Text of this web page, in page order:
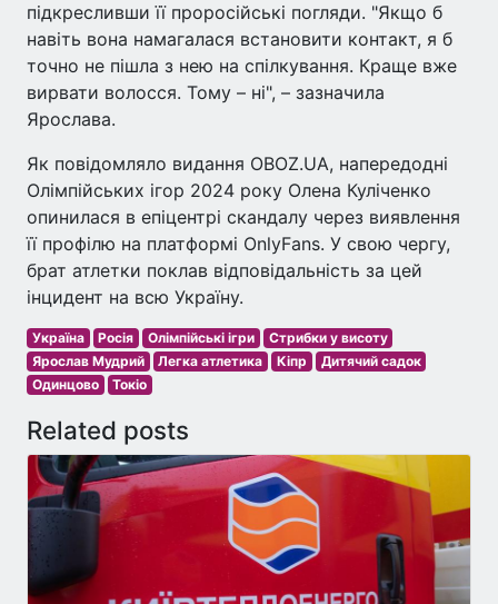
підкресливши її проросійські погляди. "Якщо б
навіть вона намагалася встановити контакт, я б
точно не пішла з нею на спілкування. Краще вже
вирвати волосся. Тому – ні", – зазначила
Ярослава.
Як повідомляло видання OBOZ.UA, напередодні
Олімпійських ігор 2024 року Олена Куліченко
опинилася в епіцентрі скандалу через виявлення
її профілю на платформі OnlyFans. У свою чергу,
брат атлетки поклав відповідальність за цей
інцидент на всю Україну.
Україна Росія Олімпійські ігри
Стрибки у висоту
Ярослав Мудрий
Легка атлетика Кіпр
Дитячий садок
Одинцово
Токіо
Related posts